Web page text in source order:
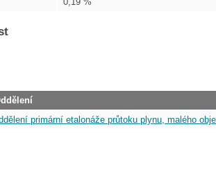
primární etalonáže průtoku plynu, malého